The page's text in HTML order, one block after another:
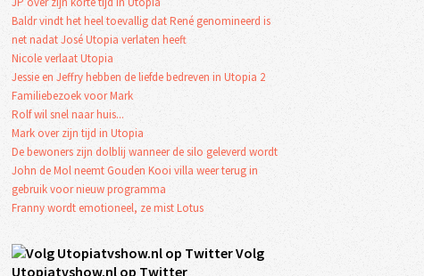
Baldr vindt het heel toevallig dat René genomineerd is
net nadat José Utopia verlaten heeft
Nicole verlaat Utopia
Jessie en Jeffry hebben de liefde bedreven in Utopia 2
Familiebezoek voor Mark
Rolf wil snel naar huis...
Mark over zijn tijd in Utopia
De bewoners zijn dolblij wanneer de silo geleverd wordt
John de Mol neemt Gouden Kooi villa weer terug in
gebruik voor nieuw programma
Franny wordt emotioneel, ze mist Lotus
Volg
Utopiatvshow.nl op Twitter